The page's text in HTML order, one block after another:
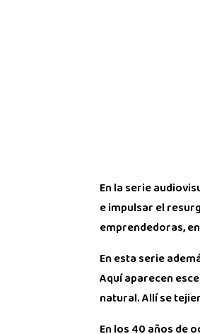
En la serie
e impulsar el
emprendedoras,
En esta serie
Aquí aparecen
natural. Allí se
En los 40 años de